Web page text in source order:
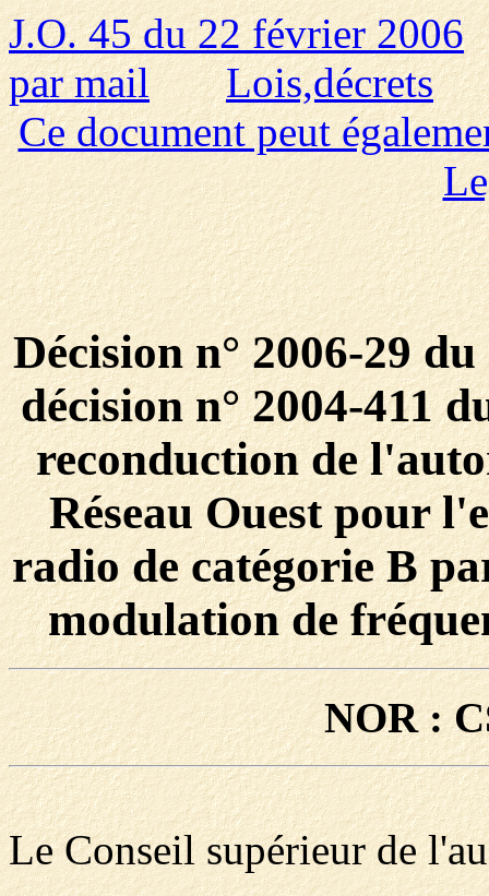
J.O. 45 du 22 février 2006
par mail
Lois,décrets
Ce document peut
Décision n° 2006-29
décision n° 2004-411
reconduction de
Réseau Ouest pour
radio de catégorie B
modulation de
NOR :
Le Conseil supérieur de